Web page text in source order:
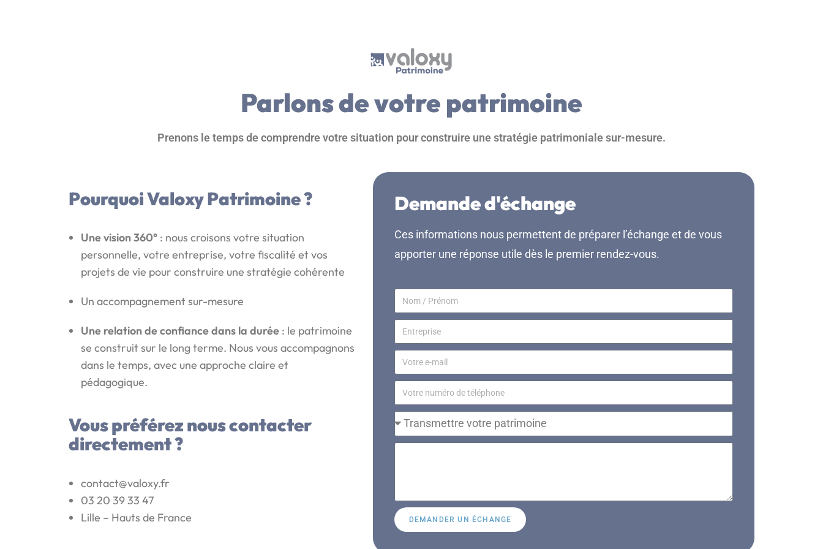
Parlons de votre patrimoine
Prenons le temps de comprendre votre situation pour construire une stratégie patrimoniale sur-mesure.
Pourquoi Valoxy Patrimoine ?
Une vision 360° : nous croisons votre situation
personnelle, votre entreprise, votre fiscalité et vos
projets de vie pour construire une stratégie cohérente
Un accompagnement sur-mesure
Une relation de confiance dans la durée : le patrimoine
se construit sur le long terme. Nous vous accompagnons
dans le temps, avec une approche claire et
pédagogique.
Vous préférez nous contacter
directement ?
contact@valoxy.fr
03 20 39 33 47
Lille – Hauts de France
Demande d'échange
Ces informations nous permettent de préparer l’échange et de vous
apporter une réponse utile dès le premier rendez-vous.
DEMANDER UN ÉCHANGE